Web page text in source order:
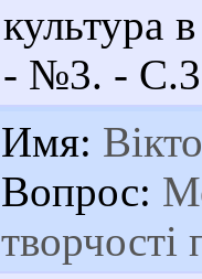
культура
- №3. -
Имя:
Вопрос: